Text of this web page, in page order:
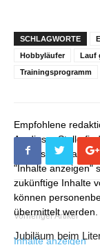
SCHLAGWORTE
Hobbyläufer
Lauf
Trainingsprogramm
Empfohlene
An dieser Stelle
die unser
"Inhalte anzeigen"
zukünftige Inhalte
können
übermittelt werden.
Inhalte anzeigen
Vorheriger Artikel
Jubiläum beim